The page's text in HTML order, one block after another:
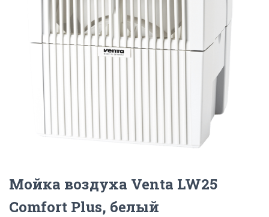
Мойка воздуха Venta LW25
Comfort Plus, белый